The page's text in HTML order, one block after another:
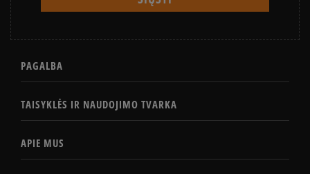
PAGALBA
TAISYKLĖS IR NAUDOJIMO TVARKA
APIE MUS